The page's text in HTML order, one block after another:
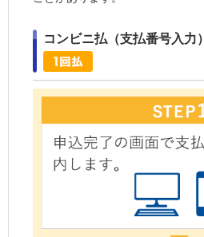
コンビニ払（支払番号入力）